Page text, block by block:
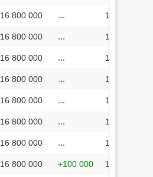
16 800 000 ... 17 984 849
16 800 000 ... 17 975 864
16 800 000 ... 17 966 358
16 800 000 ... 17 961 178
16 800 000 ... 17 951 923
16 800 000 ... 17 933 007
16 800 000 ... 17 922 508
16 800 000 +100 000 17 922 508